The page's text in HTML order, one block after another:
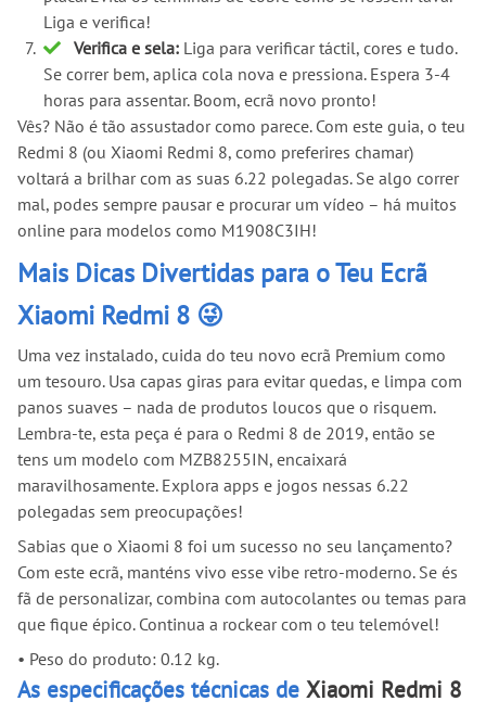
Liga e verifica!
Verifica e sela: Liga para verificar táctil, cores e tudo.
Se correr bem, aplica cola nova e pressiona. Espera 3-4
horas para assentar. Boom, ecrã novo pronto!
Vês? Não é tão assustador como parece. Com este guia, o teu
Redmi 8 (ou Xiaomi Redmi 8, como preferires chamar)
voltará a brilhar com as suas 6.22 polegadas. Se algo correr
mal, podes sempre pausar e procurar um vídeo – há muitos
online para modelos como M1908C3IH!
Mais Dicas Divertidas para o Teu Ecrã
Xiaomi Redmi 8 😜
Uma vez instalado, cuida do teu novo ecrã Premium como
um tesouro. Usa capas giras para evitar quedas, e limpa com
panos suaves – nada de produtos loucos que o risquem.
Lembra-te, esta peça é para o Redmi 8 de 2019, então se
tens um modelo com MZB8255IN, encaixará
maravilhosamente. Explora apps e jogos nessas 6.22
polegadas sem preocupações!
Sabias que o Xiaomi 8 foi um sucesso no seu lançamento?
Com este ecrã, manténs vivo esse vibe retro-moderno. Se és
fã de personalizar, combina com autocolantes ou temas para
que fique épico. Continua a rockear com o teu telemóvel!
• Peso do produto: 0.12 kg.
As especificações técnicas de Xiaomi Redmi 8